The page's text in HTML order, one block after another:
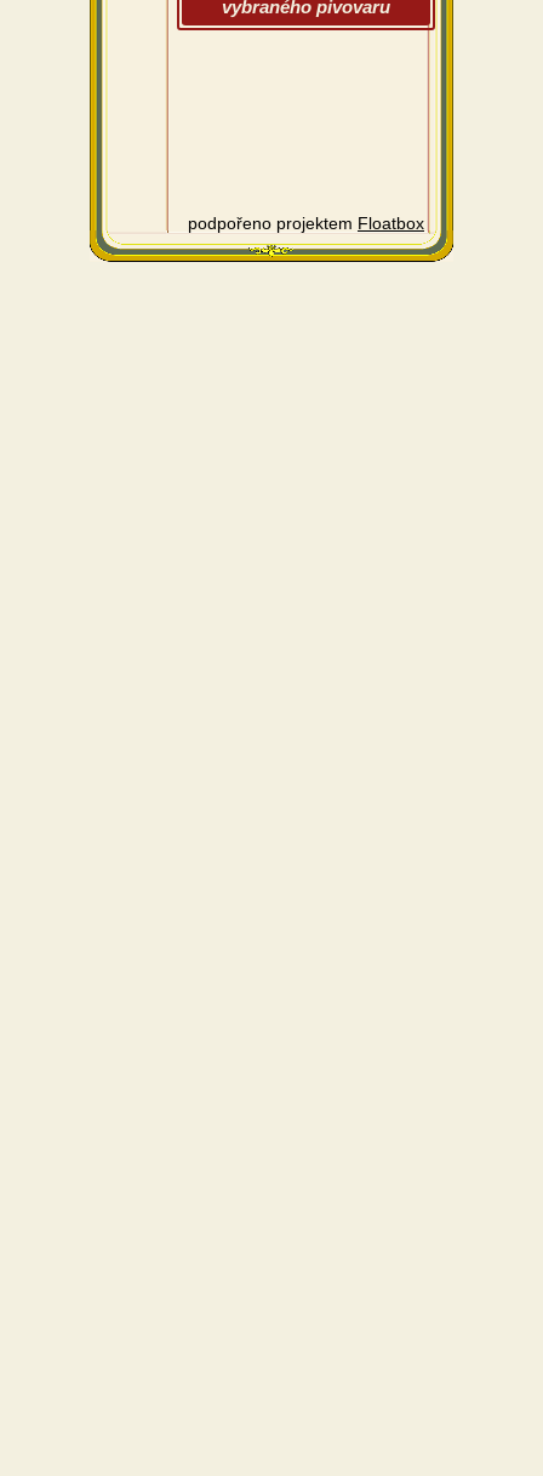
vybraného pivovaru
podpořeno projektem Floatbox